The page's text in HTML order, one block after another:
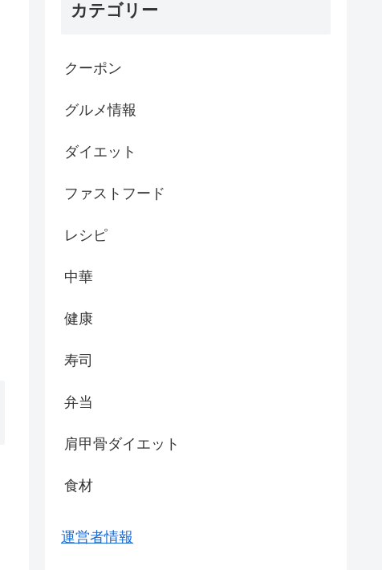
カテゴリー
クーポン
グルメ情報
ダイエット
ファストフード
レシピ
中華
健康
寿司
弁当
肩甲骨ダイエット
食材
運営者情報